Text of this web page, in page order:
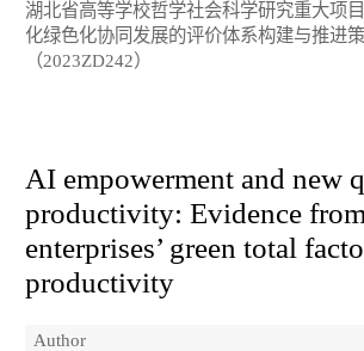
湖北省高等学校哲学社会科学研究重大项
化绿色化协同发展的评价体系构建与推进
（2023ZD242）
AI empowerment and new
productivity: Evidence from
enterprises’ green total
productivity
Author